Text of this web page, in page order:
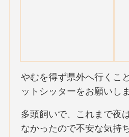
やむを得ず県外へ行くこ
ットシッターをお願いし
多頭飼いで、これまで夜
なかったので不安な気持